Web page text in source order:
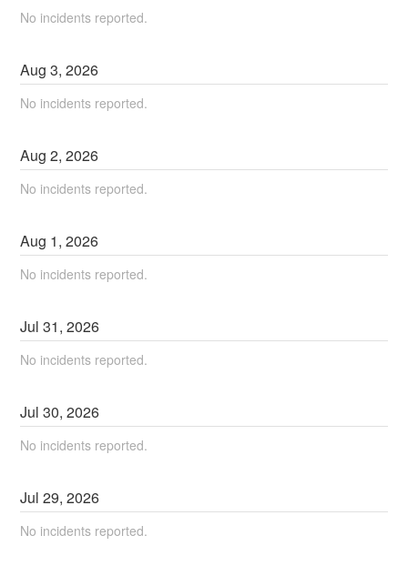
No incidents reported.
Aug3,2026
No incidents reported.
Aug2,2026
No incidents reported.
Aug 1,2026
No incidents reported.
Jul31,2026
No incidents reported.
Jul30,2026
No incidents reported.
Jul29,2026
No incidents reported.